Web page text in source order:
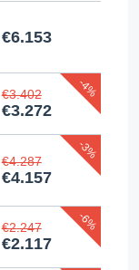
€6.153
€3.402
€3.272
-4%
€4.287
€4.157
-3%
€2.247
€2.117
-6%